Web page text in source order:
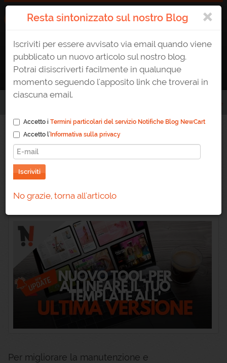
ATTIVA UN E-SHOP 0823 1765307 AREA CLIENTE
Nuovo tool per allineare
il tuo template all'ultima
versione
Per migliorare la manutenzione e
×
Resta sintonizzato sul nostro Blog
Iscriviti per essere avvisato via email quando viene
pubblicato un nuovo articolo sul nostro blog.
Potrai disiscriverti facilmente in qualunque
momento seguendo l'apposito link che troverai in
ciascuna email.
Accetto i Termini particolari del servizio Notifiche Blog NewCart
Accetto l' Informativa sulla privacy
Iscriviti
No grazie, torna all'articolo